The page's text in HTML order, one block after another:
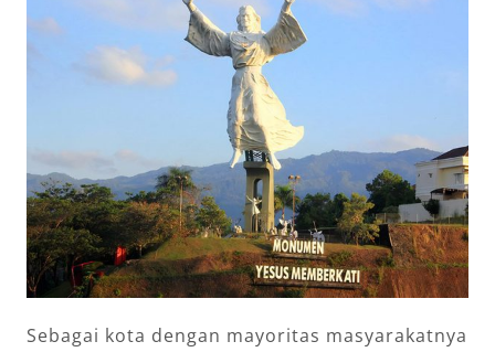
Sebagai kota dengan mayoritas masyarakatnya